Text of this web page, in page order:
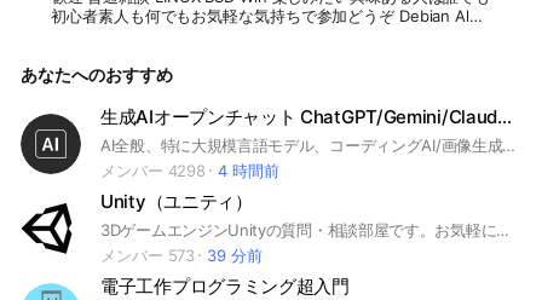
初心者素人も何でもお気軽な気持ちで参加どうぞ Debian Alma
あなたへのおすすめ
生成AIオープンチャット ChatGPT/Gemini/Claude/Grok/Copilot
AI全般、特に大規模言語モデル、コーディングAI/画像生成AI/動画生成AI/AIイラストや音楽生成AIなどの最新AIをビジネスや創作活動、研究や日常生活で活用したい方向けのオープンチャットです。不要な誤解や対立を招かないよう、敬語で会話・議論は建設的にお願いします。 LLM・チャット（対話型AI / テキスト生成）ChatGPT / Gemini / Claude / Perplexity / Microsoft Copilot / Grok / Mistral（Le Chat） / Llama 3（Meta AI など） / HuggingChat 画像生成（Image Generation）Midjourney / DALL·E 3 / Stable Diffusion / Flux.1 / Ideogram / Recraft / Leonardo.ai / Adobe Firefly 動画生成（Video Generation）Sora / Runway Gen-3 / Pika / Luma Dream Machine / Kling AI / Hailuo AI / Veo 音楽・音声（Audio / Music）Suno / Udio / ElevenLabs / Stable Audio / Soundraw / Cici / Koeiromap コーディング・開発支援（Dev / Coding Assistants）Cursor / Windsurf / GitHub Copilot / Cline / Bolt.new / v0 / Lovable / Replit Agent / Trae リサーチ・要約・整理（Research & Knowledge）NotebookLM / Notion AI / Mapify / Napkin / Gamma / Glean / Perplexity Pages 3D・空間表現（3D / Spatial / XR）Rodin / Meshy / Tripo / Spline AI / Luma AI / CSM
メンバー 4298
4 時間前
Unity（ユニティ）
3DゲームエンジンUnityの質問・相談部屋です。お気軽にどうぞ。
メンバー 573
39 分前
電子工作プログラミング超入門